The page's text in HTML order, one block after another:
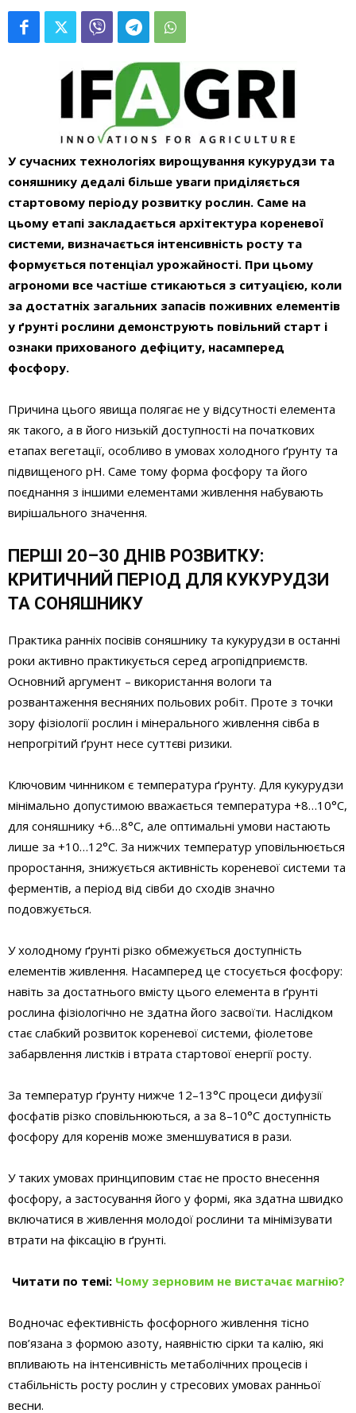
У сучасних технологіях вирощування кукурудзи та
соняшнику дедалі більше уваги приділяється
стартовому періоду розвитку рослин. Саме на
цьому етапі закладається архітектура кореневої
системи, визначається інтенсивність росту та
формується потенціал урожайності. При цьому
агрономи все частіше стикаються з ситуацією, коли
за достатніх загальних запасів поживних елементів
у ґрунті рослини демонструють повільний старт і
ознаки прихованого дефіциту, насамперед
фосфору.
Причина цього явища полягає не у відсутності елемента
як такого, а в його низькій доступності на початкових
етапах вегетації, особливо в умовах холодного ґрунту та
підвищеного pH. Саме тому форма фосфору та його
поєднання з іншими елементами живлення набувають
вирішального значення.
ПЕРШІ 20–30 ДНІВ РОЗВИТКУ:
КРИТИЧНИЙ ПЕРІОД ДЛЯ КУКУРУДЗИ
ТА СОНЯШНИКУ
Практика ранніх посівів соняшнику та кукурудзи в останні
роки активно практикується серед агропідприємств.
Основний аргумент – використання вологи та
розвантаження весняних польових робіт. Проте з точки
зору фізіології рослин і мінерального живлення сівба в
непрогрітий ґрунт несе суттєві ризики.
Ключовим чинником є температура ґрунту. Для кукурудзи
мінімально допустимою вважається температура +8…10°C,
для соняшнику +6…8°C, але оптимальні умови настають
лише за +10…12°C. За нижчих температур уповільнюється
проростання, знижується активність кореневої системи та
ферментів, а період від сівби до сходів значно
подовжується.
У холодному ґрунті різко обмежується доступність
елементів живлення. Насамперед це стосується фосфору:
навіть за достатнього вмісту цього елемента в ґрунті
рослина фізіологічно не здатна його засвоїти. Наслідком
стає слабкий розвиток кореневої системи, фіолетове
забарвлення листків і втрата стартової енергії росту.
За температур ґрунту нижче 12–13°C процеси дифузії
фосфатів різко сповільнюються, а за 8–10°C доступність
фосфору для коренів може зменшуватися в рази.
У таких умовах принциповим стає не просто внесення
фосфору, а застосування його у формі, яка здатна швидко
включатися в живлення молодої рослини та мінімізувати
втрати на фіксацію в ґрунті.
Читати по темі: Чому зерновим не вистачає магнію?
Водночас ефективність фосфорного живлення тісно
пов’язана з формою азоту, наявністю сірки та калію, які
впливають на інтенсивність метаболічних процесів і
стабільність росту рослин у стресових умовах ранньої
весни.